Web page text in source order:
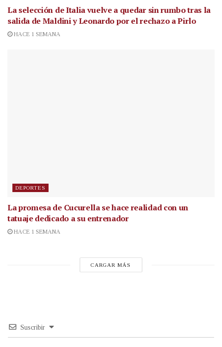
La selección de Italia vuelve a quedar sin rumbo tras la
salida de Maldini y Leonardo por el rechazo a Pirlo
HACE 1 SEMANA
DEPORTES
La promesa de Cucurella se hace realidad con un
tatuaje dedicado a su entrenador
HACE 1 SEMANA
CARGAR MÁS
Suscribir